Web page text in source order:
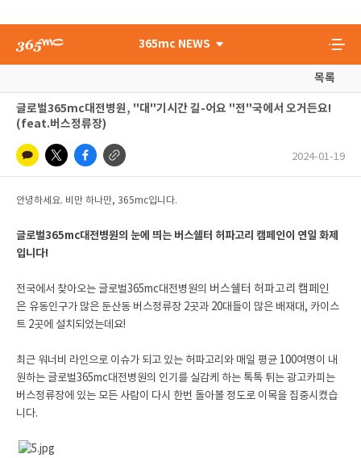
365mc NEWS
목록
글로벌365mc대전병원, "대"기시간 길-어요 "전"국에서 오거든요!
(feat.버스정류장)
2024-01-19
안녕하세요. 비만 하나만, 365mc입니다.
글로벌365mc대전병원의 눈에 띄는 버스쉘터 허파고리 캠페인이 연일 화제
입니다!
전국에서 찾아오는 글로벌365mc대전병원의 버스쉘터 허파고리 캠페인
은 유동인구가 많은 둔산동 버스정류장 2곳과 20대들이 많은 배재대, 카이스
트 2곳에 설치되었는데요!
최근 워너비 라인으로 이슈가 되고 있는 허파고리와 매일 평균 100여명이 내
원하는 글로벌365mc대전병원의 인기를 실감케 하는 톡톡 튀는 광고카피는
버스정류장에 있는 모든 사람이 다시 한번 돌아볼 정도로 이목을 집중시켰습
니다.